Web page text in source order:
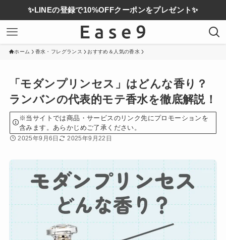
✨LINEの登録で10%OFFクーポンをプレゼント✨
ホーム 香水・フレグランス おすすめ＆人気の香水
「モダンプリンセス」はどんな香り？
ランバンの代表的モテ香水を徹底解説！
※当サイトでは商品・サービスのリンク先にプロモーションを
含みます。あらかじめご了承ください。
2025年9月6日 2025年9月22日